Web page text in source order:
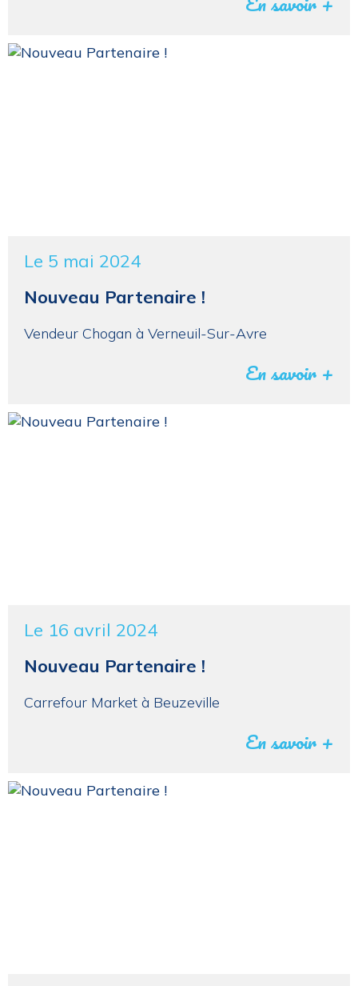
Le 5 mai 2024
Nouveau Partenaire !
Vendeur Chogan à Verneuil-Sur-Avre
En savoir +
Le 16 avril 2024
Nouveau Partenaire !
Carrefour Market à Beuzeville
En savoir +